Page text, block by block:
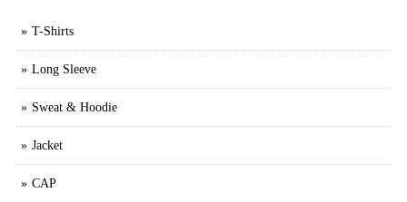
T-Shirts
Long Sleeve
Sweat & Hoodie
Jacket
CAP